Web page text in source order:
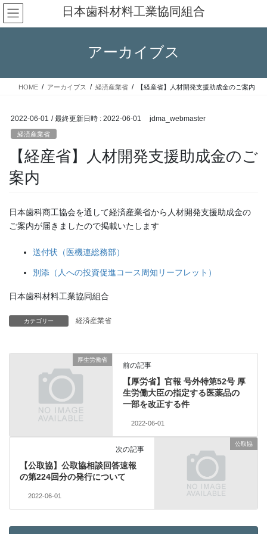
コ
ン
テ
ス
ナ
ビ
ゲ
ン
日本歯科材料工業協同組合
アーカイブス
HOME アーカイブス 経済産業省 【経産省】人材開発支援助成金のご案内
2022-06-01 / 最終更新日時 : 2022-06-01 jdma_webmaster
経済産業省
【経産省】人材開発支援助成金のご
案内
日本歯科商工協会を通して経済産業省から人材開発支援助成金の
ご案内が届きましたので掲載いたします
送付状（医機連総務部）
別添（人への投資促進コース周知リーフレット）
日本歯科材料工業協同組合
カテゴリー 経済産業省
厚生労働省
前の記事
【厚労省】官報 号外特第52号 厚
生労働大臣の指定する医薬品の
一部を改正する件
2022-06-01
公取協
次の記事
【公取協】公取協相談回答速報
の第224回分の発行について
2022-06-01